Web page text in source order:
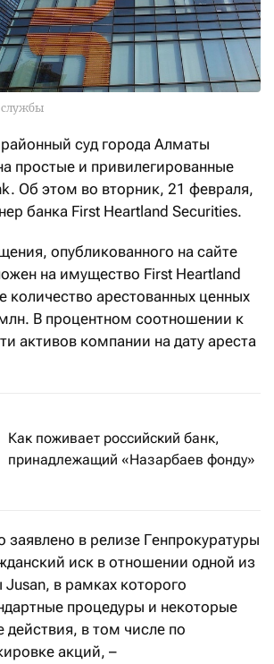
суд города Алматы
простые и привилегированные
Об этом во вторник, 21 февраля,
банка First Heartland Securities.
опубликованного на сайте
на имущество First Heartland
количество арестованных ценных
В процентном соотношении к
активов компании на дату ареста
Как поживает российский банк,
принадлежащий «Назарбаев фонду»
заявлено в релизе Генпрокуратуры
иск в отношении одной из
Jusan, в рамках которого
процедуры и некоторые
действия, в том числе по
акций, –